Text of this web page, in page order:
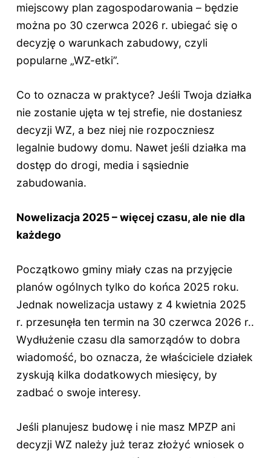
miejscowy plan zagospodarowania – będzie
można po 30 czerwca 2026 r. ubiegać się o
decyzję o warunkach zabudowy, czyli
popularne „WZ-etki”.
Co to oznacza w praktyce? Jeśli Twoja działka
nie zostanie ujęta w tej strefie, nie dostaniesz
decyzji WZ, a bez niej nie rozpoczniesz
legalnie budowy domu. Nawet jeśli działka ma
dostęp do drogi, media i sąsiednie
zabudowania.
Nowelizacja 2025 – więcej czasu, ale nie dla
każdego
Początkowo gminy miały czas na przyjęcie
planów ogólnych tylko do końca 2025 roku.
Jednak nowelizacja ustawy z 4 kwietnia 2025
r. przesunęła ten termin na 30 czerwca 2026 r..
Wydłużenie czasu dla samorządów to dobra
wiadomość, bo oznacza, że właściciele działek
zyskują kilka dodatkowych miesięcy, by
zadbać o swoje interesy.
Jeśli planujesz budowę i nie masz MPZP ani
decyzji WZ należy już teraz złożyć wniosek o